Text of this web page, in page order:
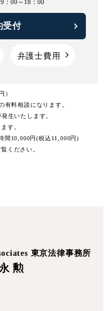
：00～18：00
受付
弁護士費用
）
料相談になります。
生いたします。
す。
間10,000円(税込11,000円)
ください。
東京法律事務所
勲